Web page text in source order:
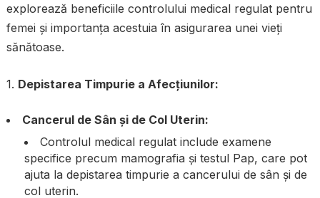
explorează beneficiile controlului medical regulat pentru
femei și importanța acestuia în asigurarea unei vieți
sănătoase.
1. Depistarea Timpurie a Afecțiunilor:
Cancerul de Sân și de Col Uterin:
Controlul medical regulat include examene
specifice precum mamografia și testul Pap, care pot
ajuta la depistarea timpurie a cancerului de sân și de
col uterin.